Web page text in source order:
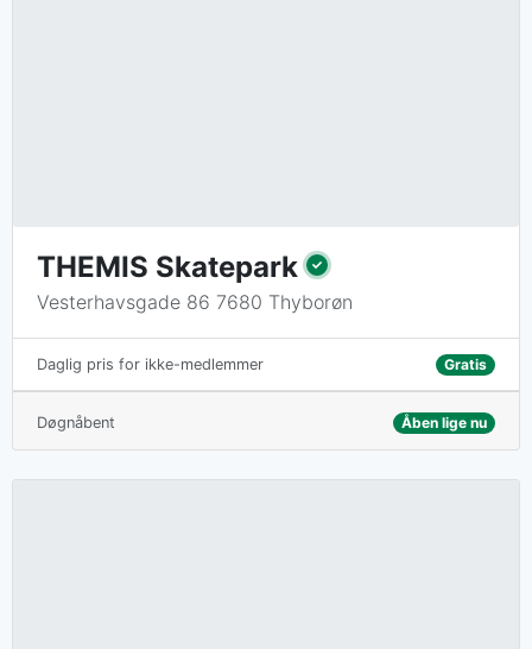
THEMIS Skatepark
Vesterhavsgade 86 7680 Thyborøn
Daglig pris for ikke-medlemmer Gratis
Døgnåbent Åben lige nu